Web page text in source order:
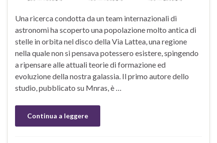
Una ricerca condotta da un team internazionali di
astronomi ha scoperto una popolazione molto antica di
stelle in orbita nel disco della Via Lattea, una regione
nella quale non si pensava potessero esistere, spingendo
a ripensare alle attuali teorie di formazione ed
evoluzione della nostra galassia. Il primo autore dello
studio, pubblicato su Mnras, è …
Continua a leggere